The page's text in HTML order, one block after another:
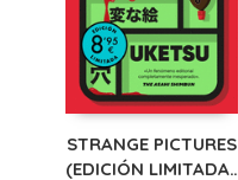
STRANGE PICTURES
(EDICIÓN LIMITADA ·